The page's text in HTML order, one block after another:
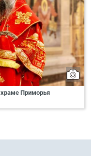
храме Приморья